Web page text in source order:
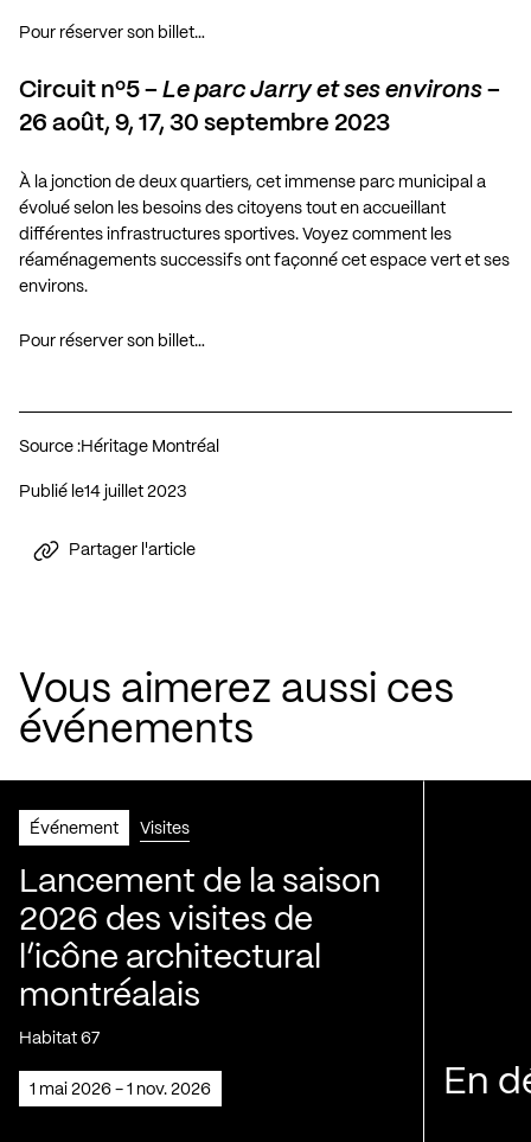
Pour réserver son billet…
Circuit nº5 – Le parc Jarry et ses environs –
26 août, 9, 17, 30 septembre 2023
À la jonction de deux quartiers, cet immense parc municipal a
évolué selon les besoins des citoyens tout en accueillant
différentes infrastructures sportives. Voyez comment les
réaménagements successifs ont façonné cet espace vert et ses
environs.
Pour réserver son billet…
Source :Héritage Montréal
Publié le 14 juillet 2023
Partager l'article
Vous aimerez aussi ces
événements
Événement Visites
Lancement de la saison
2026 des visites de
l’icône architectural
montréalais
Habitat 67
1 mai 2026 - 1 nov. 2026 En